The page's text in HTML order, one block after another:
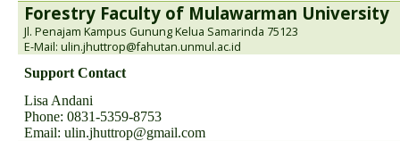
Forestry Faculty of Mulawarman University
Jl. Penajam Kampus Gunung Kelua Samarinda 75123
E-Mail: ulin.jhuttrop@fahutan.unmul.ac.id
Support Contact
Lisa Andani
Phone: 0831-5359-8753
Email:ulin.jhuttrop@gmail.com